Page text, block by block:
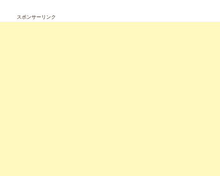
スポンサーリンク